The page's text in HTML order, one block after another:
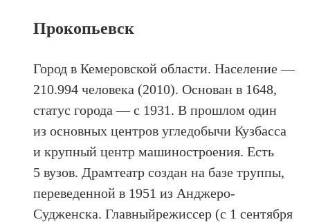
Прокопьевск
Город в Кемеровской области. Население —
210.994 человека (2010). Основан в 1648,
статус города — с 1931. В прошлом один
из основных центров угледобычи Кузбасса
и крупный центр машиностроения. Есть
5 вузов. Драмтеатр cоздан на базе труппы,
переведенной в 1951 из Анджеро-
Судженска. Главныйрежиссер (с 1 сентября